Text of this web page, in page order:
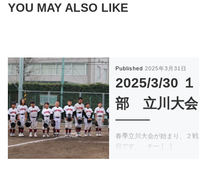
YOU MAY ALSO LIKE
Published2025年3月31日
2025/3/30 １
部 立川大会
春季立川大会が始まり、２戦
目です。 チー […]